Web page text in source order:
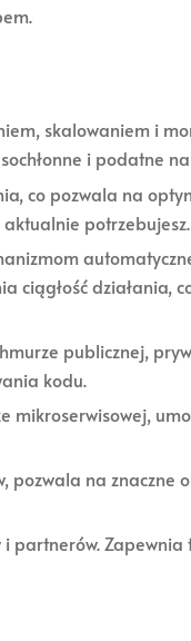
skalowaniem i
i podatne
co pozwala na
aktualnie potrzebujesz.
działania,
publicznej,
kodu.
na znaczne
Zapewnia